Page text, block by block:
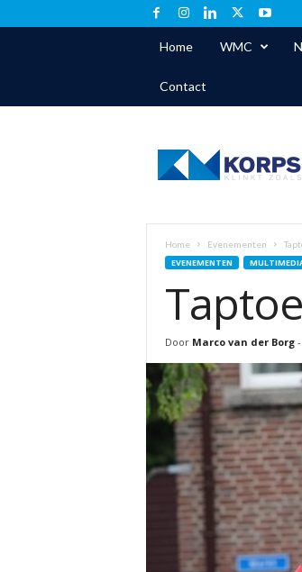
Home WMC
Contact
l
Home Evenementen
EVENEMENTEN
Door Marco van der Borg-